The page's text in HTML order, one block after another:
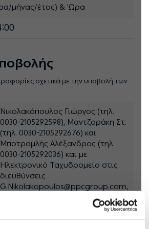
μήνας/έτος) & 'Ωρα
σχετικά με την υποβολή των
Νικολακόπουλος Γιώργος (τηλ.
0030-2105292598), Μαντζοράκη Στ.
(τηλ. 0030-2105292676) και
Μποτρομλής Αλέξανδρος (τηλ.
0030-2105292036) και με
Ηλεκτρονικό Ταχυδρομείο στις
διευθύνσεις
G.Nikolakopoulos@ppcgroup.com,
S.Mantzoraki@ppcgroup.com, και
A.Botromlis@ppcgroup.com